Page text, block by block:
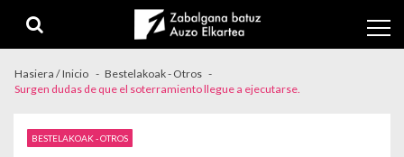
Hasiera / Inicio
Bestelakoak - Otros
Surgen dudas de que el soterramiento llegue a ejecutarse.
BESTELAKOAK - OTROS